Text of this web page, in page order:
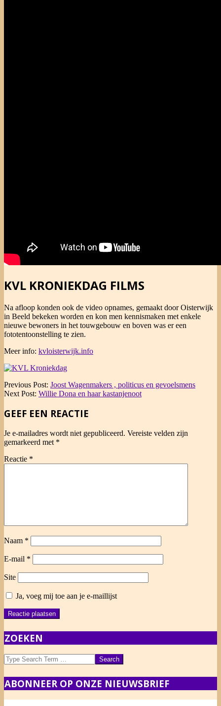
KVL KRONIEKDAG FILMS
Na afloop konden ook de video opnames, gemaakt door Oisterwijk
in Beeld bekeken worden en kon men kennismaken met enkele
nieuwe bewoners in het touwgebouw en boven was er een
fototentoonstelling te zien.
Meer info: kvloisterwijk.info
2014-
05-
Previous Post: Joost Wagenmakers , politicus en gevoelsmens
Next Post: Willie Dona en haar kastanjenoot
GEEF EEN REACTIE
Je e-mailadres wordt niet gepubliceerd. Vereiste velden zijn
gemarkeerd met *
Reactie *
Naam *
E-mail *
Site
Ja, voeg mij toe aan je e-maillijst
ZOEKEN
Search
ABONNEER OP ONZE NIEUWSBRIEF